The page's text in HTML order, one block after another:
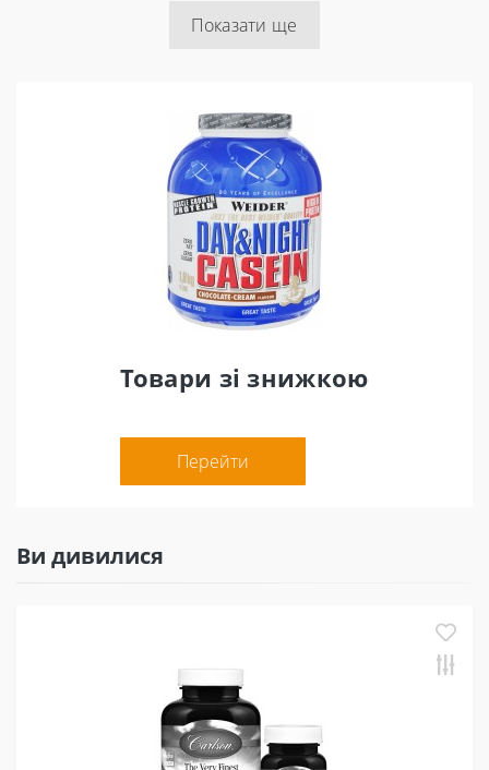
Показати ще
Товари зі знижкою
Перейти
Ви дивилися